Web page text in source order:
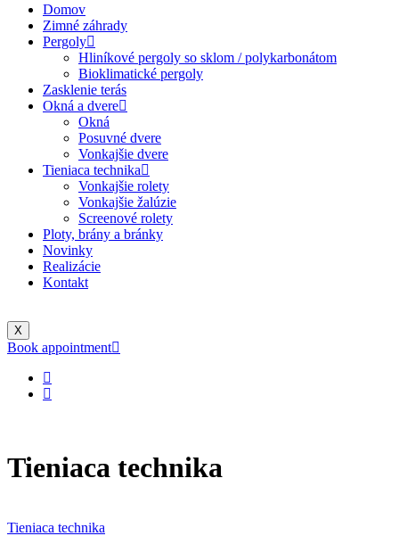
Domov
Zimné záhrady
Pergoly
Hliníkové pergoly so sklom / polykarbonátom
Bioklimatické pergoly
Zasklenie terás
Okná a dvere
Okná
Posuvné dvere
Vonkajšie dvere
Tieniaca technika
Vonkajšie rolety
Vonkajšie žalúzie
Screenové rolety
Ploty, brány a bránky
Novinky
Realizácie
Kontakt
X
Book appointment
Tieniaca technika
Tieniaca technika